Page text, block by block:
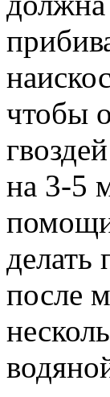
чтобы
на 3-5
после